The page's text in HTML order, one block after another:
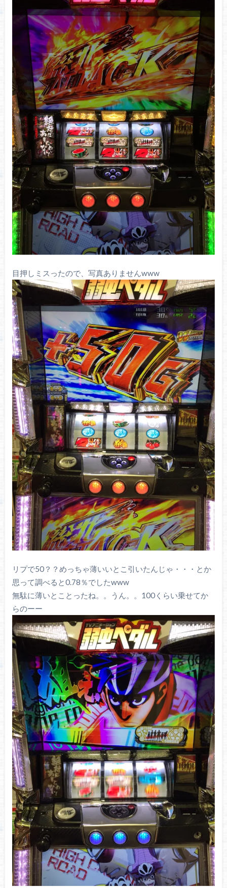
目押しミスったので、写真ありませんwww
リプで50？？めっちゃ薄いいとこ引いたんじゃ・・・とか
思って調べると0.78％でしたwww
無駄に薄いとことったね。。うん。。100くらい乗せてか
らのーー